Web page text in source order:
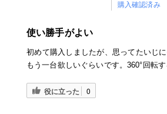
購入確認済み
使い勝手がよい
初めて購入しましたが、思ってたいじに
もう一台欲しいぐらいです。360°回転す
役に立った 0